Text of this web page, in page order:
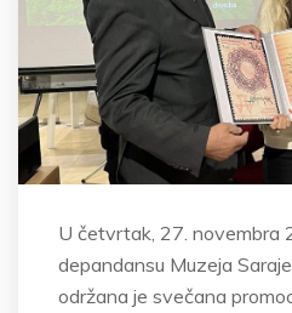
U četvrtak, 27. novembra
depandansu Muzeja
održana je svečana